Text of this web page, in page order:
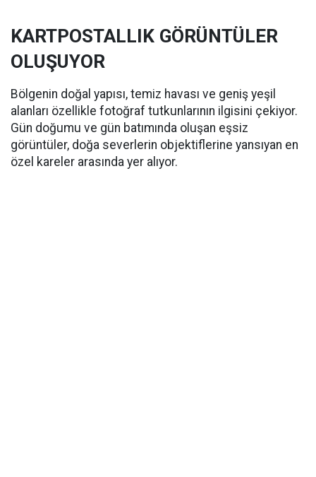
KARTPOSTALLIK GÖRÜNTÜLER
OLUŞUYOR
Bölgenin doğal yapısı, temiz havası ve geniş yeşil
alanları özellikle fotoğraf tutkunlarının ilgisini çekiyor.
Gün doğumu ve gün batımında oluşan eşsiz
görüntüler, doğa severlerin objektiflerine yansıyan en
özel kareler arasında yer alıyor.